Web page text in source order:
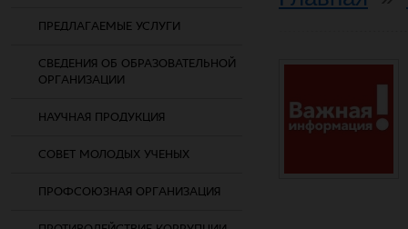
ПРЕДЛАГАЕМЫЕ УСЛУГИ
СВЕДЕНИЯ ОБ ОБРАЗОВАТЕЛЬНОЙ
ОРГАНИЗАЦИИ
НАУЧНАЯ ПРОДУКЦИЯ
СОВЕТ МОЛОДЫХ УЧЕНЫХ
ПРОФСОЮЗНАЯ ОРГАНИЗАЦИЯ